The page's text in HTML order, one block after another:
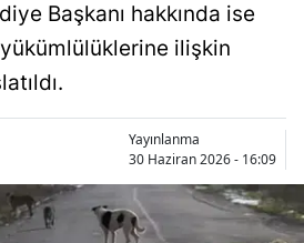
Bilecik
Bingöl
Bolu
Burdur
Başkanı hakkında ise
ilişkin
Yayınlanma
30 Haziran 2026 - 16:09